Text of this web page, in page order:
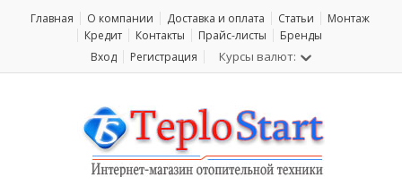
Главная О компании Доставка и оплата Статьи
Монтаж
Кредит
Контакты Прайс-листы
Бренды
Вход
Регистрация Курсы валют: